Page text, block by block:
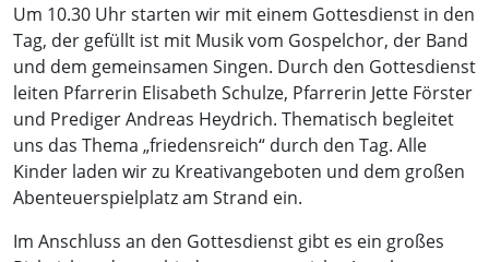
Um 10.30 Uhr starten wir mit einem Gottesdienst in den
Tag, der gefüllt ist mit Musik vom Gospelchor, der Band
und dem gemeinsamen Singen. Durch den Gottesdienst
leiten Pfarrerin Elisabeth Schulze, Pfarrerin Jette Förster
und Prediger Andreas Heydrich. Thematisch begleitet
uns das Thema „friedensreich“ durch den Tag. Alle
Kinder laden wir zu Kreativangeboten und dem großen
Abenteuerspielplatz am Strand ein.
Im Anschluss an den Gottesdienst gibt es ein großes